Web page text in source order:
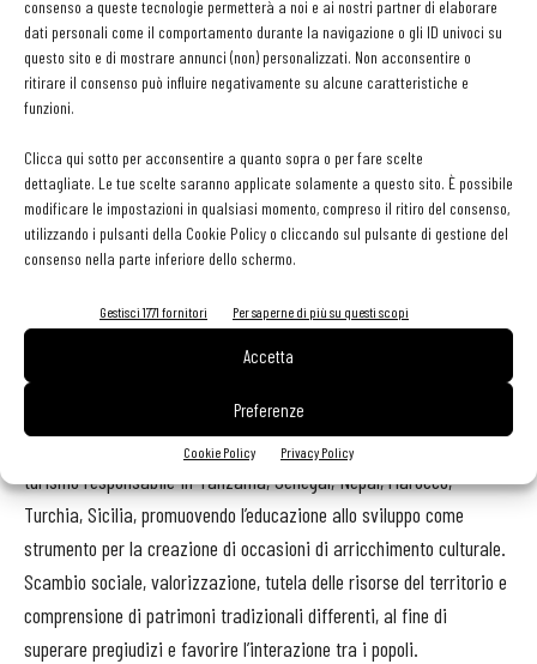
consenso a queste tecnologie permetterà a noi e ai nostri partner di elaborare
dati personali come il comportamento durante la navigazione o gli ID univoci su
questo sito e di mostrare annunci (non) personalizzati. Non acconsentire o
ritirare il consenso può influire negativamente su alcune caratteristiche e
funzioni.
Clicca qui sotto per acconsentire a quanto sopra o per fare scelte
dettagliate. Le tue scelte saranno applicate solamente a questo sito. È possibile
modificare le impostazioni in qualsiasi momento, compreso il ritiro del consenso,
utilizzando i pulsanti della Cookie Policy o cliccando sul pulsante di gestione del
consenso nella parte inferiore dello schermo.
Gestisci 1771 fornitori Per saperne di più su questi scopi
Accetta
Preferenze
Cookie Policy Privacy Policy
da 18 postazioni di lavoro indipendenti, pensato principalmente
come uno spazio condiviso da associazioni del terzo settore,
singoli operatori sociali, volontari e gruppi informali che intendono
sviluppare progetti di natura sociale, culturale o artistica.
Non - profit: Moltivolti ha da poco dato vita ad un associazione non
profit che si occupa di supportare e mettere a sistema le numerose
attività sociali e le tante opportunità di crescita e interazione che
seconde generazioni, msna, rifugiati e richiedenti asilo, ecc) che
frequentano ogni giorno gli spazi dell’impresa sociale ed il quartiere
multietnico di Ballarò.
Turismo responsabile: Moltivolti da anni organizza percorsi di
turismo responsabile in Tanzania, Senegal, Nepal, Marocco,
Turchia, Sicilia, promuovendo l’educazione allo sviluppo come
strumento per la creazione di occasioni di arricchimento culturale.
Scambio sociale, valorizzazione, tutela delle risorse del territorio e
comprensione di patrimoni tradizionali differenti, al fine di
superare pregiudizi e favorire l’interazione tra i popoli.